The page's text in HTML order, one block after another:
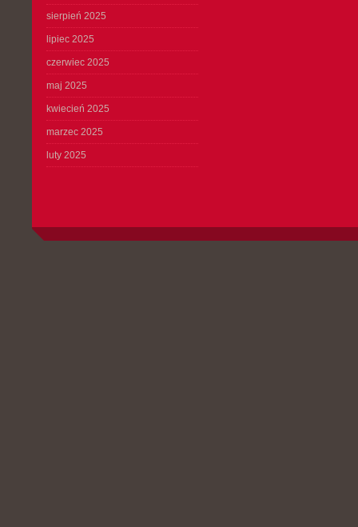
sierpień 2025
lipiec 2025
czerwiec 2025
maj 2025
kwiecień 2025
marzec 2025
luty 2025